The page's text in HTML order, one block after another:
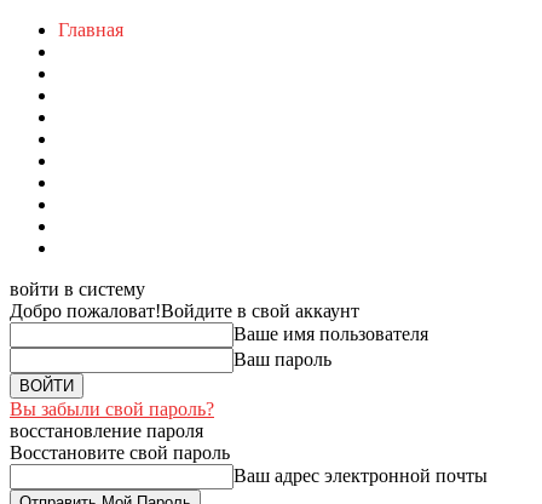
Главная
войти в систему
Добро пожаловат!Войдите в свой аккаунт
Ваше имя пользователя
Ваш пароль
Вы забыли свой пароль?
восстановление пароля
Восстановите свой пароль
Ваш адрес электронной почты